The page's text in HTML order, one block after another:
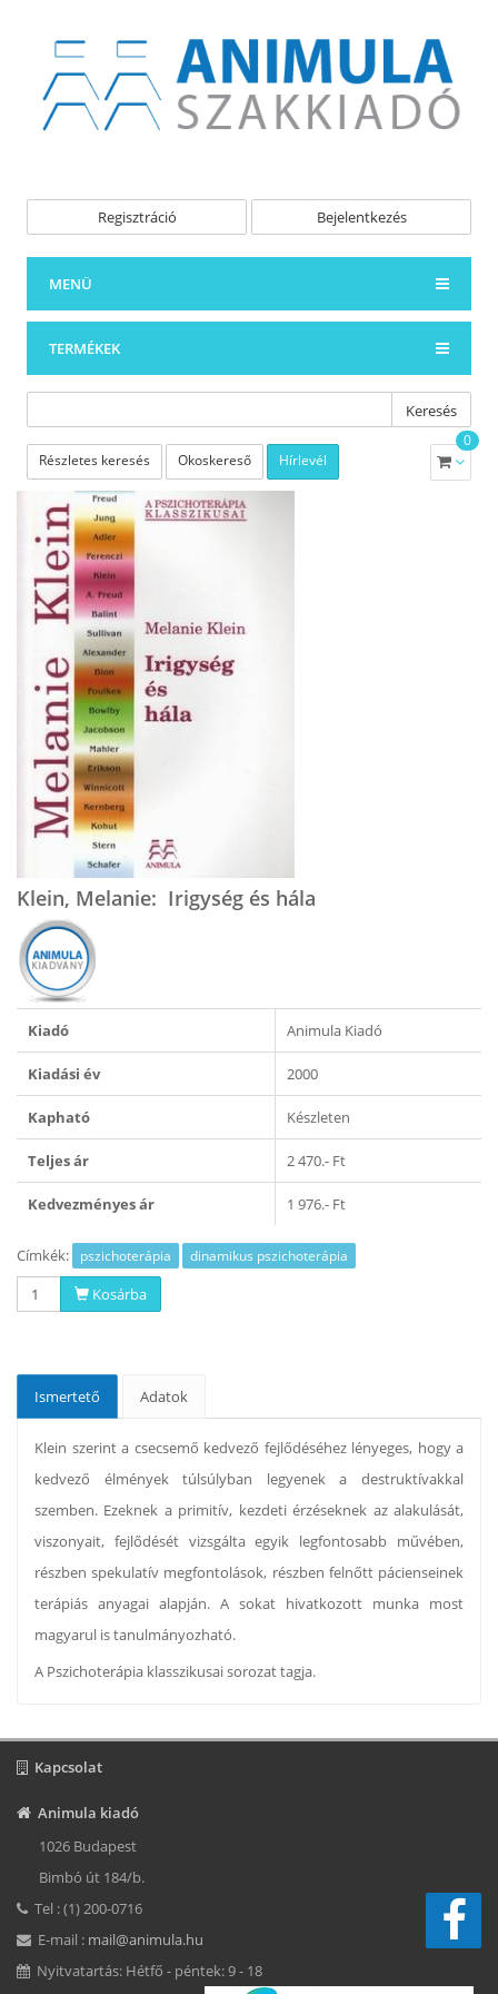
Regisztráció Bejelentkezés
MENÜ
TERMÉKEK
Keresés
Részletes keresés Okoskereső Hírlevél
0
Klein, Melanie: Irigység és hála
Kiadó Animula Kiadó
Kiadási év 2000
Kapható Készleten
Teljes ár 2 470.- Ft
Kedvezményes ár 1 976.- Ft
Címkék: pszichoterápia dinamikus pszichoterápia
Kosárba
Ismertető Adatok
Klein szerint a csecsemő kedvező fejlődéséhez lényeges, hogy a
kedvező élmények túlsúlyban legyenek a destruktívakkal
szemben. Ezeknek a primitív, kezdeti érzéseknek az alakulását,
viszonyait, fejlődését vizsgálta egyik legfontosabb művében,
részben spekulatív megfontolások, részben felnőtt pácienseinek
terápiás anyagai alapján. A sokat hivatkozott munka most
magyarul is tanulmányozható.
A Pszichoterápia klasszikusai sorozat tagja.
Kapcsolat
Animula kiadó
1026 Budapest
Bimbó út 184/b.
Tel : (1) 200-0716
E-mail : mail@animula.hu
Nyitvatartás: Hétfő - péntek: 9 - 18